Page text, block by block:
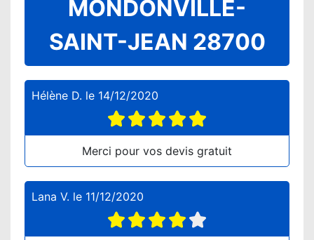
MONDONVILLE-
SAINT-JEAN 28700
Hélène D. le 14/12/2020
Merci pour vos devis gratuit
Lana V. le 11/12/2020